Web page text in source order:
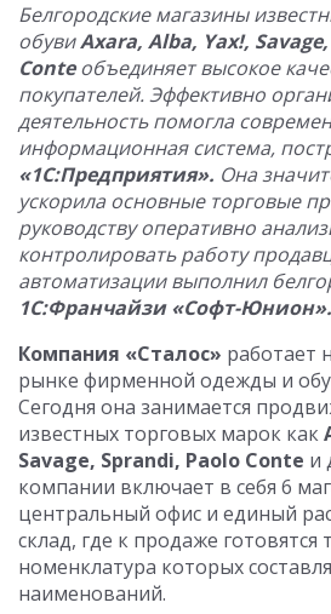
Белгородские магазины
обувиAxara, Alba, Yax!,
Conteобъединяет высокое
покупателей. Эффективно
деятельность помогла
информационная система,
«1С:Предприятия». Она
ускорила основные торговые
руководству оперативно
контролировать работу
автоматизации выполнил
1С:Франчайзи «Софт-Юнион».
Компания «Сталос» работает
рынке фирменной одежды и
Сегодня она занимается
известных торговых марок как
Savage, Sprandi, Paolo Conte и
компании включает в себя 6
центральный офис и единый
склад, где к продаже
номенклатура которых
наименований.